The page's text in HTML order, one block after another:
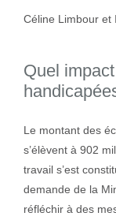
Céline Limbour
Quel
Le montant des
s’élèvent à 902
travail s’est
demande de la
réfléchir à des